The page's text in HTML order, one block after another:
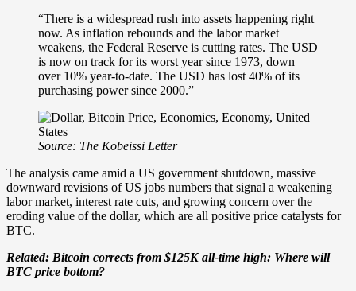
“There is a widespread rush into assets happening right
now. As inflation rebounds and the labor market
weakens, the Federal Reserve is cutting rates. The USD
is now on track for its worst year since 1973, down
over 10% year-to-date. The USD has lost 40% of its
purchasing power since 2000.”
Source: The Kobeissi Letter
The analysis came amid a US government shutdown, massive
downward revisions of US jobs numbers that signal a weakening
labor market, interest rate cuts, and growing concern over the
eroding value of the dollar, which are all positive price catalysts for
BTC.
Related: Bitcoin corrects from $125K all-time high: Where will
BTC price bottom?